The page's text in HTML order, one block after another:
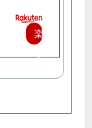
楽
天
で